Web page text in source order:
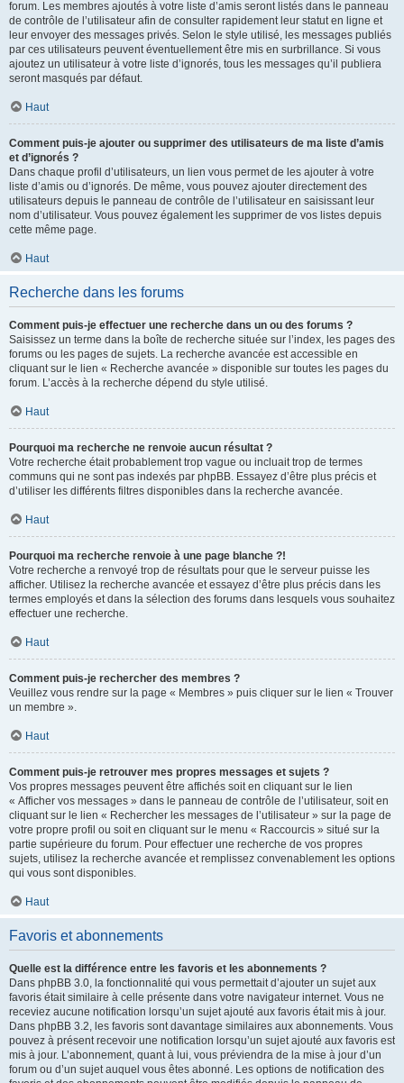
forum. Les membres ajoutés à votre liste d’amis seront listés dans le panneau
de contrôle de l’utilisateur afin de consulter rapidement leur statut en ligne et
leur envoyer des messages privés. Selon le style utilisé, les messages publiés
par ces utilisateurs peuvent éventuellement être mis en surbrillance. Si vous
ajoutez un utilisateur à votre liste d’ignorés, tous les messages qu’il publiera
seront masqués par défaut.
Haut
Comment puis-je ajouter ou supprimer des utilisateurs de ma liste d’amis
et d’ignorés ?
Dans chaque profil d’utilisateurs, un lien vous permet de les ajouter à votre
liste d’amis ou d’ignorés. De même, vous pouvez ajouter directement des
utilisateurs depuis le panneau de contrôle de l’utilisateur en saisissant leur
nom d’utilisateur. Vous pouvez également les supprimer de vos listes depuis
cette même page.
Haut
Recherche dans les forums
Comment puis-je effectuer une recherche dans un ou des forums ?
Saisissez un terme dans la boîte de recherche située sur l’index, les pages des
forums ou les pages de sujets. La recherche avancée est accessible en
cliquant sur le lien « Recherche avancée » disponible sur toutes les pages du
forum. L’accès à la recherche dépend du style utilisé.
Haut
Pourquoi ma recherche ne renvoie aucun résultat ?
Votre recherche était probablement trop vague ou incluait trop de termes
communs qui ne sont pas indexés par phpBB. Essayez d’être plus précis et
d’utiliser les différents filtres disponibles dans la recherche avancée.
Haut
Pourquoi ma recherche renvoie à une page blanche ?!
Votre recherche a renvoyé trop de résultats pour que le serveur puisse les
afficher. Utilisez la recherche avancée et essayez d’être plus précis dans les
termes employés et dans la sélection des forums dans lesquels vous souhaitez
effectuer une recherche.
Haut
Comment puis-je rechercher des membres ?
Veuillez vous rendre sur la page « Membres » puis cliquer sur le lien « Trouver
un membre ».
Haut
Comment puis-je retrouver mes propres messages et sujets ?
Vos propres messages peuvent être affichés soit en cliquant sur le lien
« Afficher vos messages » dans le panneau de contrôle de l’utilisateur, soit en
cliquant sur le lien « Rechercher les messages de l’utilisateur » sur la page de
votre propre profil ou soit en cliquant sur le menu « Raccourcis » situé sur la
partie supérieure du forum. Pour effectuer une recherche de vos propres
sujets, utilisez la recherche avancée et remplissez convenablement les options
qui vous sont disponibles.
Haut
Favoris et abonnements
Quelle est la différence entre les favoris et les abonnements ?
Dans phpBB 3.0, la fonctionnalité qui vous permettait d’ajouter un sujet aux
favoris était similaire à celle présente dans votre navigateur internet. Vous ne
receviez aucune notification lorsqu’un sujet ajouté aux favoris était mis à jour.
Dans phpBB 3.2, les favoris sont davantage similaires aux abonnements. Vous
pouvez à présent recevoir une notification lorsqu’un sujet ajouté aux favoris est
mis à jour. L’abonnement, quant à lui, vous préviendra de la mise à jour d’un
forum ou d’un sujet auquel vous êtes abonné. Les options de notification des